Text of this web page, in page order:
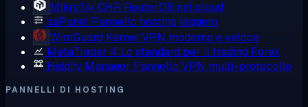
MikroTik CHR RouterOS nel cloud
aaPanel Pannello hosting leggero
WireGuard Kernel VPN moderno e veloce
MetaTrader 4 Lo standard per il trading Forex
Hiddify Manager Pannello VPN multi-protocollo
PANNELLI DI HOSTING